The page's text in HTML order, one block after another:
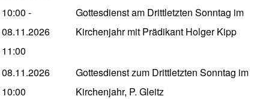
10:00 -
08.11.2026
11:00
Gottesdienst am Drittletzten Sonntag im
Kirchenjahr mit Prädikant Holger Kipp
08.11.2026
10:00
Gottesdienst zum Drittletzten Sonntag im
Kirchenjahr, P. Gleitz